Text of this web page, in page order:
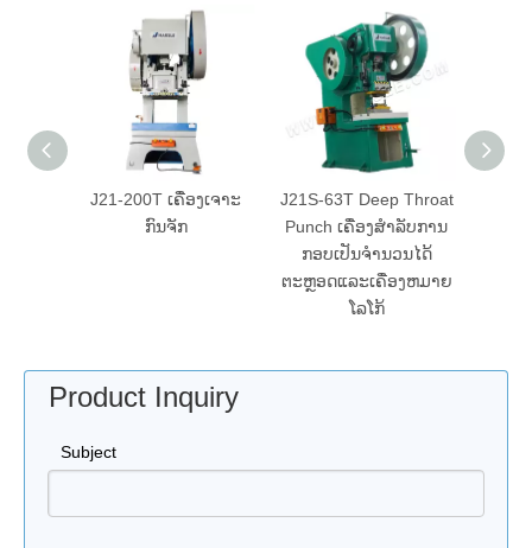
J21-200T ເຄື່ອງເຈາະ
ກົນຈັກ
J21S-63T Deep Throat
Punch ເຄື່ອງສໍາລັບການ
ກອບເປັນຈໍານວນໄດ້
ຕະຫຼອດແລະເຄື່ອງຫມາຍ
ໂລໂກ້
Product Inquiry
Subject